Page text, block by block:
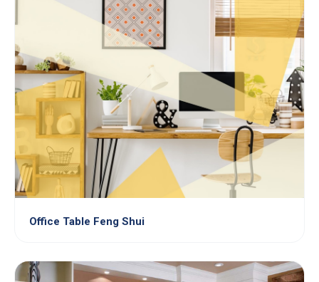
Office Table Feng Shui